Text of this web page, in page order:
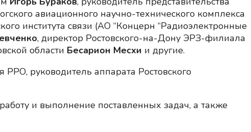
авиационного научно-технического комплекса
института связи (АО “Концерн “Радиоэлектронные
, директор Ростовского-на-Дону ЭРЗ-филиала
области Бесарион Месхи и другие.
руководитель аппарата Ростовского
и выполнение поставленных задач, а также